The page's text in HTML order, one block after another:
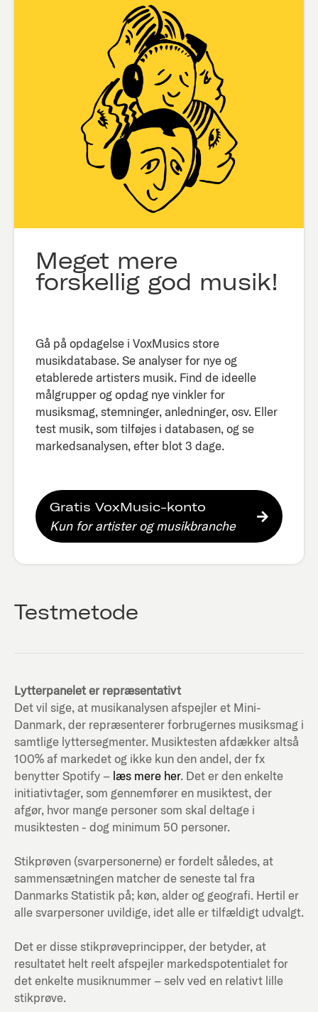
Meget mere
forskellig god musik!
Gå på opdagelse i VoxMusics store
musikdatabase. Se analyser for nye og
etablerede artisters musik. Find de ideelle
målgrupper og opdag nye vinkler for
musiksmag, stemninger, anledninger, osv. Eller
test musik, som tilføjes i databasen, og se
markedsanalysen, efter blot 3 dage.​
Gratis VoxMusic-konto
Kun for artister og musikbranche
Testmetode
Lytterpanelet er repræsentativt
Det vil sige, at musikanalysen afspejler et Mini-
Danmark, der repræsenterer forbrugernes musiksmag i
samtlige lyttersegmenter. Musiktesten afdækker altså
100% af markedet og ikke kun den andel, der fx
benytter Spotify – læs mere her. Det er den enkelte
initiativtager, som gennemfører en musiktest, der
afgør, hvor mange personer som skal deltage i
musiktesten - dog minimum 50 personer.
Stikprøven (svarpersonerne) er fordelt således, at
sammensætningen matcher de seneste tal fra
Danmarks Statistik på; køn, alder og geografi. Hertil er
alle svarpersoner uvildige, idet alle er tilfældigt udvalgt.
Det er disse stikprøveprincipper, der betyder, at
resultatet helt reelt afspejler markedspotentialet for
det enkelte musiknummer – selv ved en relativt lille
stikprøve.